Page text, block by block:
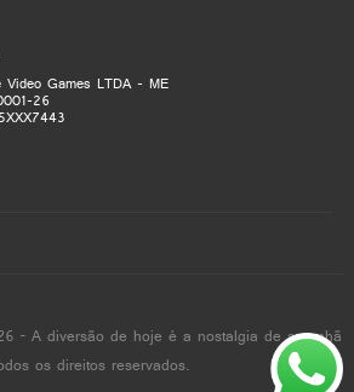
Games LTDA - ME
26
- A diversão de hoje é a nostalgia de amanhã
os direitos reservados.